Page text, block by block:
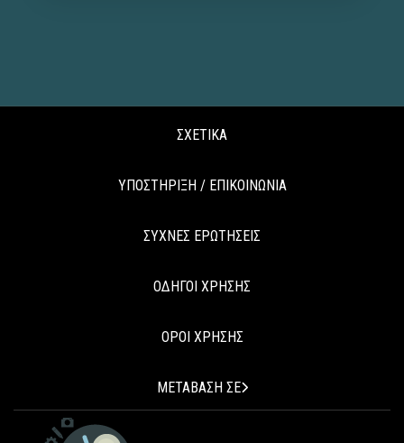
ΣΧΕΤΙΚΑ
ΥΠΟΣΤΗΡΙΞΗ / ΕΠΙΚΟΙΝΩΝΙΑ
ΣΥΧΝΕΣ ΕΡΩΤΗΣΕΙΣ
ΟΔΗΓΟΙ ΧΡΗΣΗΣ
ΟΡΟΙ ΧΡΗΣΗΣ
ΜΕΤΑΒΑΣΗ ΣΕ